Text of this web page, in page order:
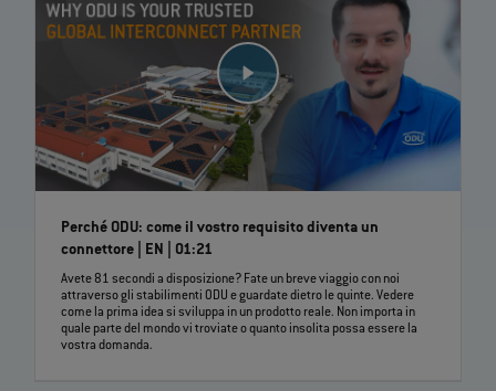
Perché ODU: come il vostro requisito diventa un
connettore | EN | 01:21
Avete 81 secondi a disposizione? Fate un breve viaggio con noi
attraverso gli stabilimenti ODU e guardate dietro le quinte. Vedere
come la prima idea si sviluppa in un prodotto reale. Non importa in
quale parte del mondo vi troviate o quanto insolita possa essere la
vostra domanda.